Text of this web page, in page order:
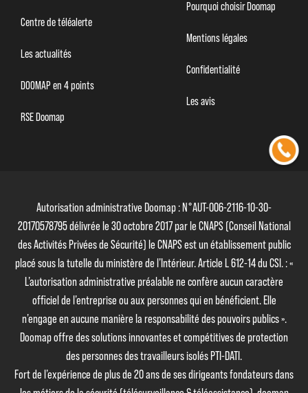
Centre de téléalerte
Les actualités
DOOMAP en 4 points
RSE Doomap
Pourquoi choisir Doomap
Mentions légales
Confidentialité
Les avis
Autorisation administrative Doomap : N°AUT-006-2116-10-30-
20170578795 délivrée le 30 octobre 2017 par le CNAPS (Conseil National
des Activités Privées de Sécurité) le CNAPS est un établissement public
placé sous la tutelle du ministère de l’Intérieur. Article L 612-14 du CSI. : «
L’autorisation administrative préalable ne confère aucun caractère
officiel de l’entreprise ou aux personnes qui en bénéficient. Elle
n’engage en aucune manière la responsabilité des pouvoirs publics ».
Doomap offre des solutions innovantes et compétitives de protection
des personnes des travailleurs isolés PTI-DATI.
Fort de l’expérience de plus de 20 ans de ses dirigeants fondateurs dans